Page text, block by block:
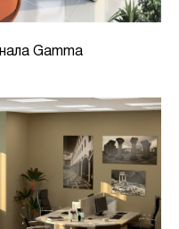
Gamma